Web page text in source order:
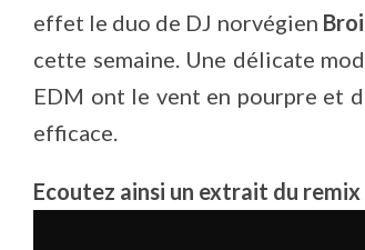
effet le duo de DJ norvégien
cette semaine. Une délicate
EDM ont le vent en pourpre et
efficace.
Ecoutez ainsi un extrait du remix